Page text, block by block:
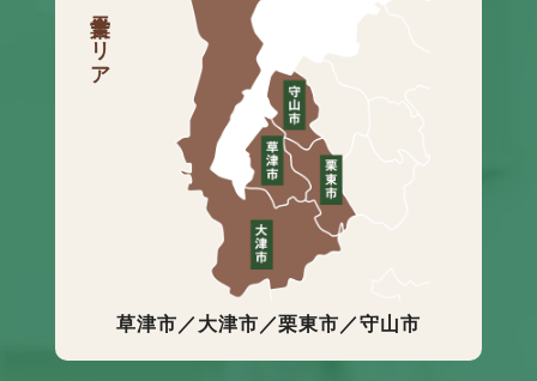
営業エリア
草津市／大津市／栗東市／守山市